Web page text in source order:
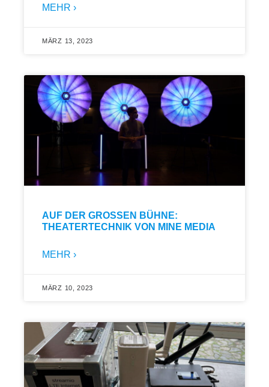
MEHR ›
MÄRZ 13, 2023
AUF DER GROSSEN BÜHNE: T
HEATERTECHNIK VON MINE MEDIA
MEHR ›
MÄRZ 10, 2023